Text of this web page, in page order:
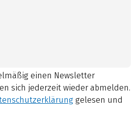
einen Newsletter
sich jederzeit wieder abmelden.
gelesen und